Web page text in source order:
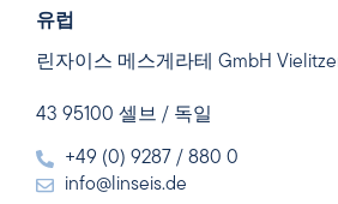
유럽
린자이스 메스게라테 GmbH
43 95100 셀브 / 독일
+49 (0) 9287 / 880 0
info@linseis.de